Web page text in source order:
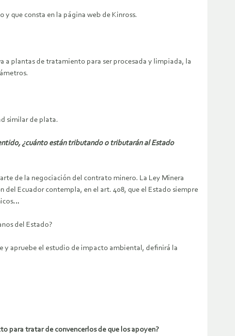
que consta en la página web de Kinross.
a plantas de tratamiento para ser procesada y limpiada, la
similar de plata.
¿cuánto están tributando o tributarán al Estado
de la negociación del contrato minero. La Ley Minera
Ecuador contempla, en el art. 408, que el Estado siempre
del Estado?
y apruebe el estudio de impacto ambiental, definirá la
para tratar de convencerlos de que los apoyen?